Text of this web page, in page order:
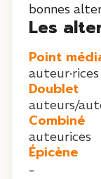
bonnes
Les
Point
auteur·rices
Doublet
auteurs/
Combiné
auteurices
Épicène
-